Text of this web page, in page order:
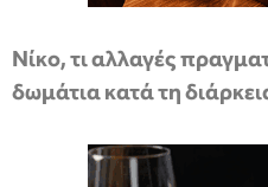
Νίκο, τι αλλαγές
δωμάτια κατά τη